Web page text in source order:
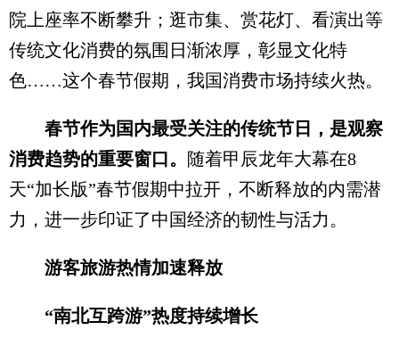
院上座率不断攀升；逛市集、赏花灯、看演出等
传统文化消费的氛围日渐浓厚，彰显文化特
色……这个春节假期，我国消费市场持续火热。
春节作为国内最受关注的传统节日，是观察
消费趋势的重要窗口。 随着甲辰龙年大幕在8
天“加长版”春节假期中拉开，不断释放的内需潜
力，进一步印证了中国经济的韧性与活力。
游客旅游热情加速释放
“南北互跨游”热度持续增长